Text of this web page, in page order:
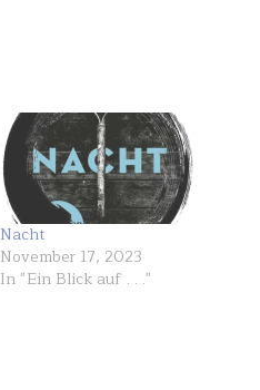
Nacht
November 17, 2023
In "Ein Blick auf . . ."